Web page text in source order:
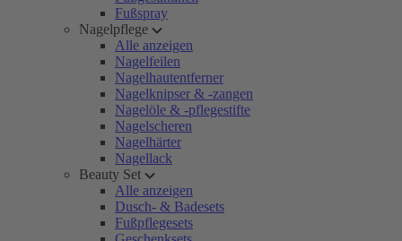
Fußspray
Nagelpflege
Alle anzeigen
Nagelfeilen
Nagelhautentferner
Nagelknipser & -zangen
Nagelöle & -pflegestifte
Nagelscheren
Nagelhärter
Nagellack
Beauty Set
Alle anzeigen
Dusch- & Badesets
Fußpflegesets